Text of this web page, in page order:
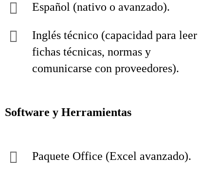
Español (nativo o avanzado).
Inglés técnico (capacidad para leer
fichas técnicas, normas y
comunicarse con proveedores).
Software y Herramientas
Paquete Office (Excel avanzado).